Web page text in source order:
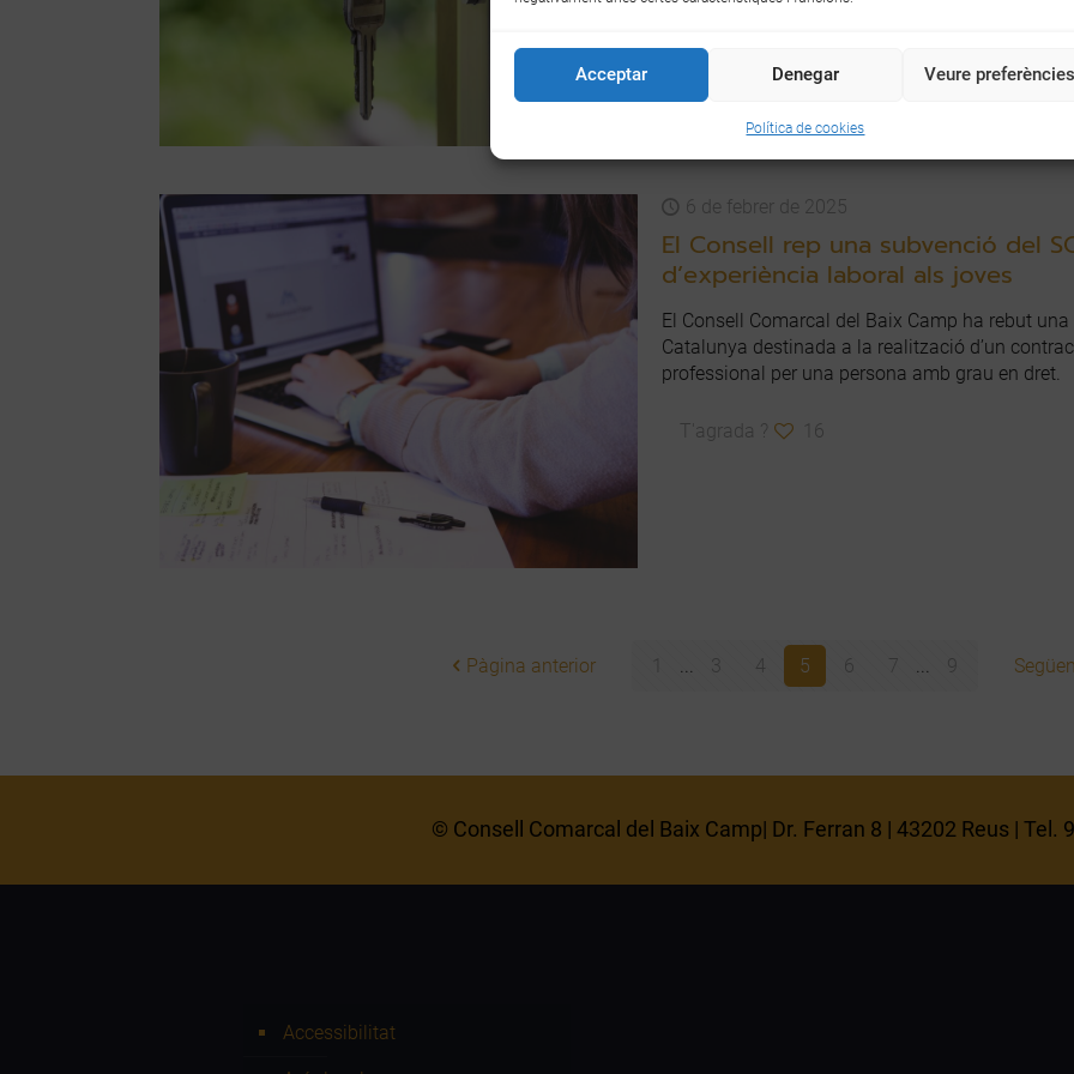
Acceptar Denegar Veure preferències
Política de cookies
T'agrada ? 15
6 de febrer de 2025
El Consell rep una subvenció del
d’experiència laboral als joves
El Consell Comarcal del Baix Camp ha rebut
Catalunya destinada a la realització d’un
professional per una persona amb grau en dret.
T'agrada ? 16
Pàgina anterior 3 4 5 7 9
© Consell Comarcal del Baix Camp| Dr. Ferran 8 | 43202 Reus | Tel.
Accessibilitat